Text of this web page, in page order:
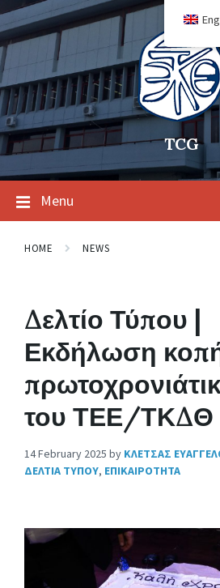
TCG
Menu
HOME NEWS
Δελτίο Τύπου |
Εκδήλωση
του ΤΕΕ/ΤΚΔΘ
14 February 2025 by ΚΛΕΤΣΑΣ
ΔΕΛΤΙΑ ΤΥΠΟΥ, ΕΠΙΚΑΙΡΟΤΗΤΑ